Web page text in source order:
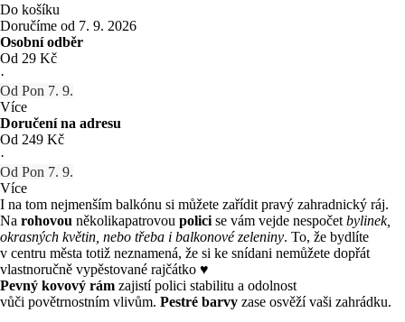
Do košíku
Doručíme od 7. 9. 2026
Osobní odběr
Od 29 Kč
·
Od Pon 7. 9.
Více
Doručení na adresu
Od 249 Kč
·
Od Pon 7. 9.
Více
I na tom nejmenším balkónu si můžete zařídit pravý zahradnický ráj.
Na rohovou několikapatrovou polici se vám vejde nespočet bylinek,
okrasných květin, nebo třeba i balkonové zeleniny. To, že bydlíte
v centru města totiž neznamená, že si ke snídani nemůžete dopřát
vlastnoručně vypěstované rajčátko ♥
Pevný kovový rám zajistí polici stabilitu a odolnost
vůči povětrnostním vlivům. Pestré barvy zase osvěží vaši zahrádku.